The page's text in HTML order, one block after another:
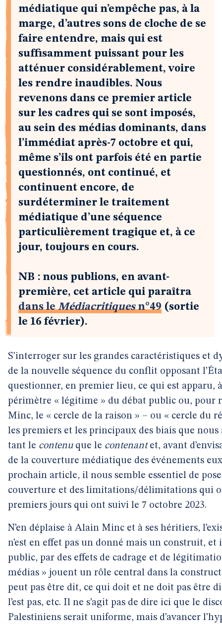
médiatique qui n’empêche pas, à la
marge, d’autres sons de cloche de se
faire entendre, mais qui est
suffisamment puissant pour les
atténuer considérablement, voire
les rendre inaudibles. Nous
revenons dans ce premier article
sur les cadres qui se sont imposés,
au sein des médias dominants, dans
l’immédiat après-7 octobre et qui,
même s’ils ont parfois été en partie
questionnés, ont continué, et
continuent encore, de
surdéterminer le traitement
médiatique d’une séquence
particulièrement tragique et, à ce
jour, toujours en cours.
NB : nous publions, en avant-
première, cet article qui paraîtra
dans leMédiacritiquesn°49 (sortie
le 16 février).
S’interroger sur les grandes caractéristiques et
de la nouvelle séquence du conflit opposant
questionner, en premier lieu, ce qui est apparu,
périmètre « légitime » du débat public ou, pour
Minc, le « cercle de la raison » – ou « cercle du
les premiers et les principaux des biais que
tant le contenuque le contenantet, avant
de la couverture médiatique des événements
prochain article, il nous semble essentiel de
couverture et des limitations/délimitations qui
premiers jours qui ont suivi le 7 octobre 2023.
N’en déplaise à Alain Minc et à ses héritiers,
n’est en effet pas un donné mais un construit,
public, par des effets de cadrage et de
médias » jouent un rôle central dans la
peut pas être dit, ce qui doit et ne doit pas être
l’est pas, etc. Il ne s’agit pas de dire ici que le
Palestiniens serait uniforme, mais d’avancer